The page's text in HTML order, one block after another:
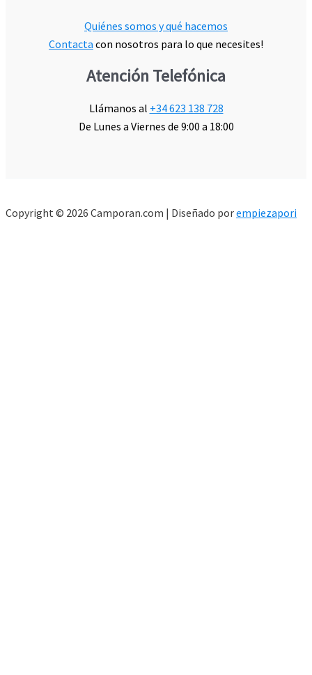
Quiénes somos y qué hacemos
Contacta con nosotros para lo que necesites!
Atención Telefónica
Llámanos al +34 623 138 728
De Lunes a Viernes de 9:00 a 18:00
Copyright © 2026 Camporan.com | Diseñado porempiezapori